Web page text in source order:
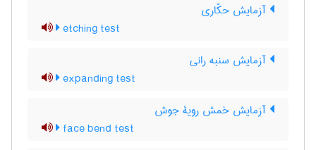
آزمایش حکّاری
etching test
آزمایش سنبه رانی
expanding test
آزمایش خمش رویۀ جوش
face bend test